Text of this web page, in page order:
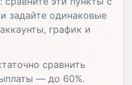
задайте одинаковые
график и
сравнить
— до 60%.